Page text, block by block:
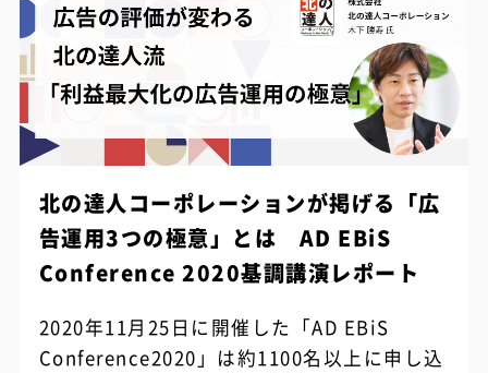
北の達人コーポレーションが掲げる「広
告運用3つの極意」とは AD EBiS
Conference 2020基調講演レポート
2020年11月25日に開催した「AD EBiS
Conference2020」は約1100名以上に申し込